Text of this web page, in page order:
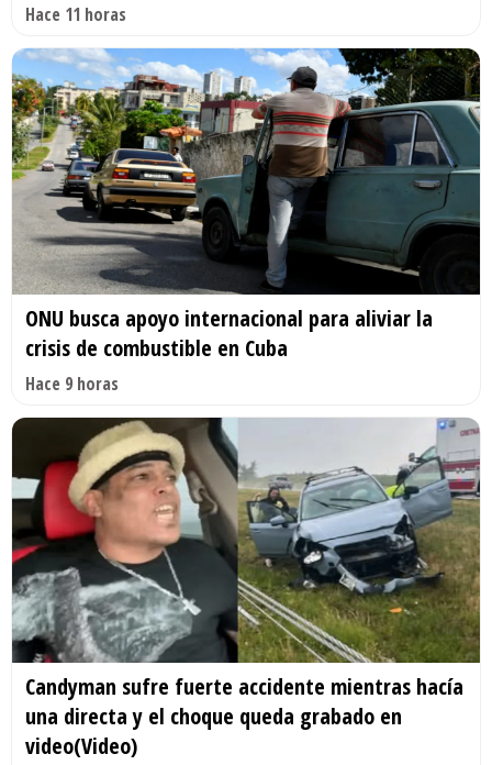
Hace 11 horas
ONU busca apoyo internacional para aliviar la
crisis de combustible en Cuba
Hace 9 horas
Candyman sufre fuerte accidente mientras hacía
una directa y el choque queda grabado en
video(Video)